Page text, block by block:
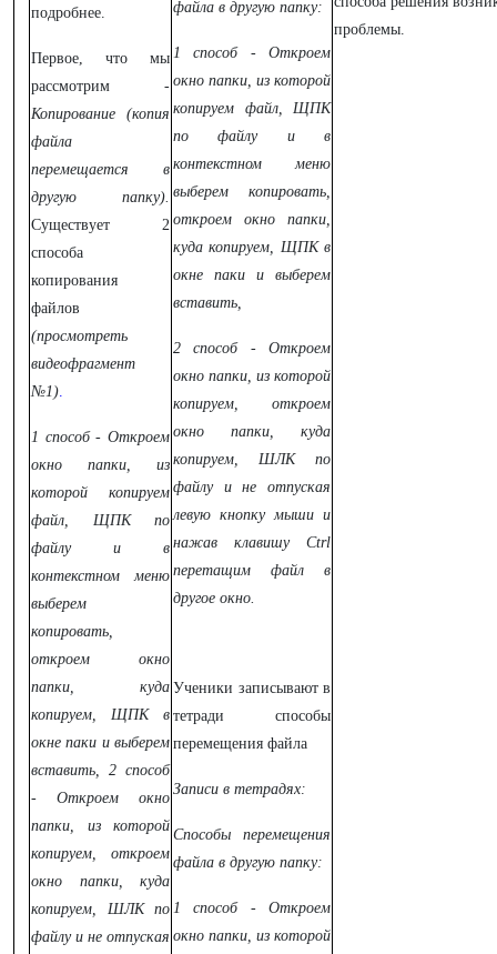
подробнее.
Первое, что мы
рассмотрим -
Копирование (копия
файла
перемещается в
другую папку).
Существует 2
способа
копирования
файлов
(просмотреть
видеофрагмент
№1).
1 способ - Откроем
окно папки, из
которой копируем
файл, ЩПК по
файлу и в
контекстном меню
выберем
копировать,
откроем окно
папки, куда
копируем, ЩПК в
окне паки и выберем
вставить, 2 способ
- Откроем окно
папки, из которой
копируем, откроем
окно папки, куда
копируем, ШЛК по
файлу и не отпуская
файла в другую папку:
1 способ - Откроем
окно папки, из которой
копируем файл, ЩПК
по файлу и в
контекстном меню
выберем копировать,
откроем окно папки,
куда копируем, ЩПК в
окне паки и выберем
вставить,
2 способ - Откроем
окно папки, из которой
копируем, откроем
окно папки, куда
копируем, ШЛК по
файлу и не отпуская
левую кнопку мыши и
нажав клавишу Ctrl
перетащим файл в
другое окно.
Ученики записывают в
тетради способы
перемещения файла
Записи в тетрадях:
Способы перемещения
файла в другую папку:
1 способ - Откроем
окно папки, из которой
проблемы.